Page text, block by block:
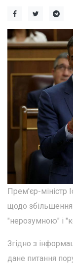
Прем'єр-міністр
щодо збільшення
"нерозумною" і
Згідно з
дане питання